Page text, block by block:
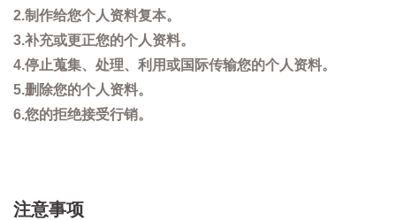
2.制作给您个人资料复本。
3.补充或更正您的个人资料。
4.停止蒐集、处理、利用或国际传输您的个人资料。
5.删除您的个人资料。
6.您的拒绝接受行销。
注意事项